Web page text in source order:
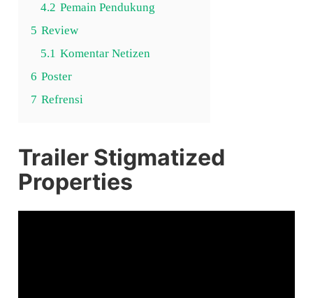
4.2 Pemain Pendukung
5 Review
5.1 Komentar Netizen
6 Poster
7 Refrensi
Trailer Stigmatized
Properties